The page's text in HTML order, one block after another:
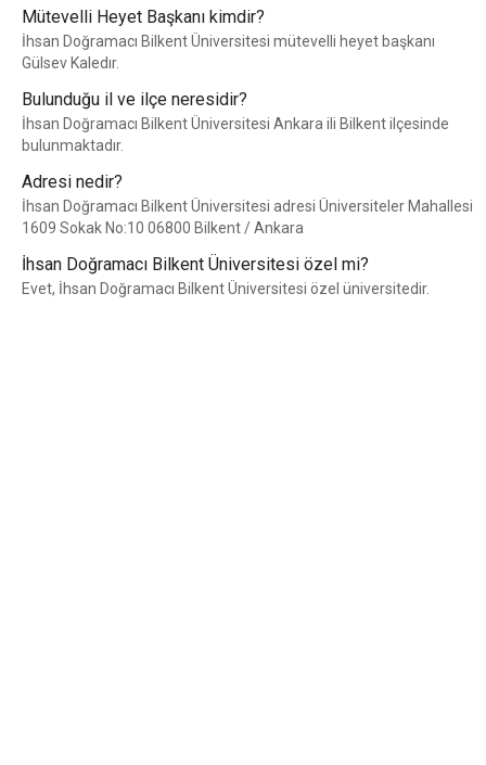
Mütevelli Heyet Başkanı kimdir?
İhsan Doğramacı Bilkent Üniversitesi mütevelli heyet başkanı
Gülsev Kaledır.
Bulunduğu il ve ilçe neresidir?
İhsan Doğramacı Bilkent Üniversitesi Ankara ili Bilkent ilçesinde
bulunmaktadır.
Adresi nedir?
İhsan Doğramacı Bilkent Üniversitesi adresi Üniversiteler Mahallesi
1609 Sokak No:10 06800 Bilkent / Ankara
İhsan Doğramacı Bilkent Üniversitesi özel mi?
Evet, İhsan Doğramacı Bilkent Üniversitesi özel üniversitedir.